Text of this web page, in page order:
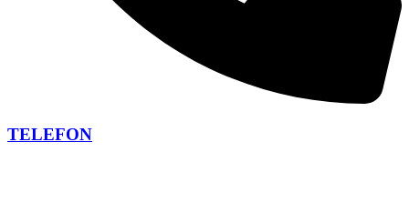
TELEFON